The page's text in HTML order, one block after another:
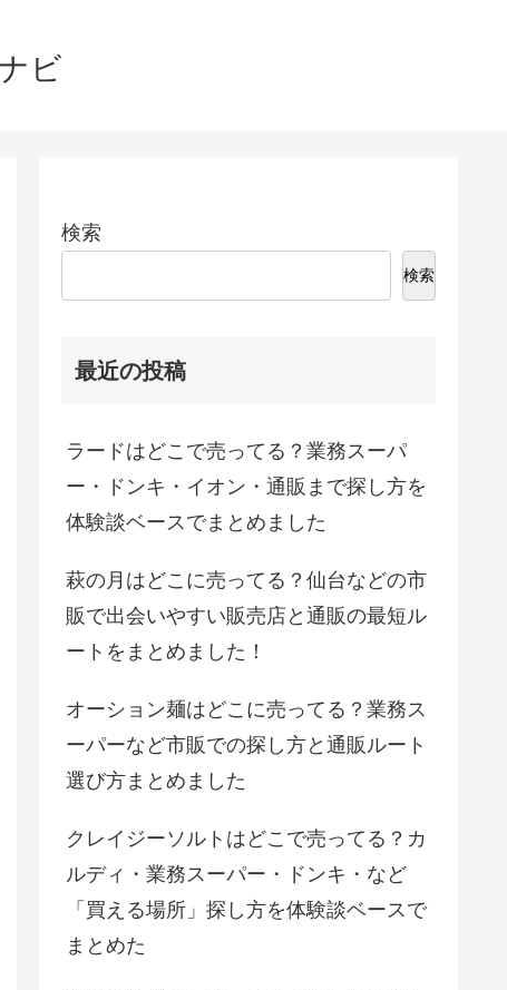
ビ
検索
検索
最近の投稿
ラードはどこで売ってる？業務スーパ
ー・ドンキ・イオン・通販まで探し方を
体験談ベースでまとめました
萩の月はどこに売ってる？仙台などの市
販で出会いやすい販売店と通販の最短ル
ートをまとめました！
オーション麺はどこに売ってる？業務ス
ーパーなど市販での探し方と通販ルート
選び方まとめました
クレイジーソルトはどこで売ってる？カ
ルディ・業務スーパー・ドンキ・など
「買える場所」探し方を体験談ベースで
まとめた